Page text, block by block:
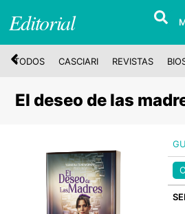
Editorial
TODOS CASCIARI REVISTAS
El deseo de las